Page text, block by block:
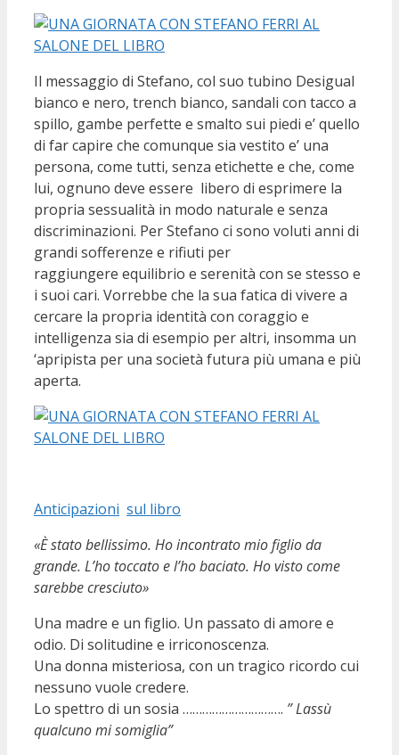
Il messaggio di Stefano, col suo tubino Desigual
bianco e nero, trench bianco, sandali con tacco a
spillo, gambe perfette e smalto sui piedi e’ quello
di far capire che comunque sia vestito e’ una
persona, come tutti, senza etichette e che, come
lui, ognuno deve essere libero di esprimere la
propria sessualità in modo naturale e senza
discriminazioni. Per Stefano ci sono voluti anni di
grandi sofferenze e rifiuti per
raggiungere equilibrio e serenità con se stesso e
i suoi cari. Vorrebbe che la sua fatica di vivere a
cercare la propria identità con coraggio e
intelligenza sia di esempio per altri, insomma un
‘apripista per una società futura più umana e più
aperta.
Anticipazioni sul libro
«È stato bellissimo. Ho incontrato mio figlio da
grande. L’ho toccato e l’ho baciato. Ho visto come
sarebbe cresciuto»
Una madre e un figlio. Un passato di amore e
odio. Di solitudine e irriconoscenza.
Una donna misteriosa, con un tragico ricordo cui
nessuno vuole credere.
Lo spettro di un sosia …………………………. ” Lassù
qualcuno mi somiglia”